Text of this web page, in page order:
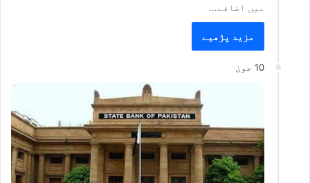
میں اضافے…
مزید پڑھیے
10 جون